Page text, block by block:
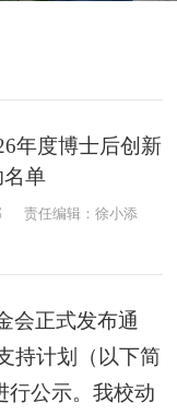
年度博士后创新
名单
责任编辑：徐小添
会正式发布通
持计划（以下简
行公示。我校动